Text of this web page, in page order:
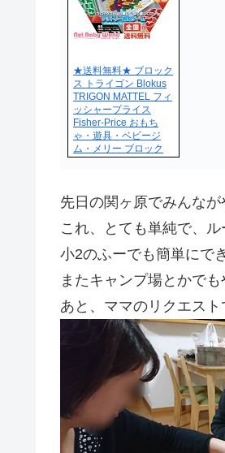
★送料無料★ ブロック
ス トライゴン Blokus
TRIGON MATTEL フィ
ッシャープライス
Fisher-Price おもち
ゃ・遊具・ベビージ
ム・メリー ブロック
先日の関ヶ原でみんなが
これ、とても単純で、
小2のふーでも簡単にで
またキャンプ場とかでも
あと、ママのリクエスト